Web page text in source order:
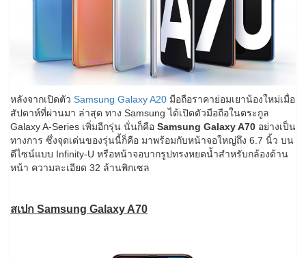
หลังจากเปิดตัว Samsung Galaxy A20 มือถือราคาย่อมเยาน้องใหม่เมื่อ
สัปดาห์ที่ผ่านมา ล่าสุด ทาง Samsung ได้เปิดตัวมือถือในตระกูล
Galaxy A-Series เพิ่มอีกรุ่น นั่นก็คือ Samsung Galaxy A70 อย่างเป็น
ทางการ ซึ่งจุดเด่นของรุ่นนี้ก็คือ มาพร้อมกับหน้าจอใหญ่ถึง 6.7 นิ้ว บน
ดีไซน์แบบ Infinity-U หรือหน้าจอบากรูปทรงหยดน้ำสำหรับกล้องด้าน
หน้า ความละเอียด 32 ล้านพิกเซล
สเปก Samsung Galaxy A70